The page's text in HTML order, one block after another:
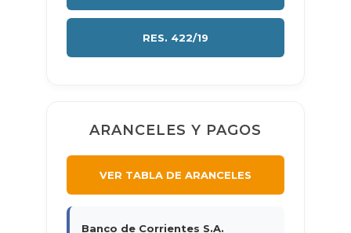
RES. 422/19
ARANCELES Y PAGOS
VER TABLA DE ARANCELES
Banco de Corrientes S.A.